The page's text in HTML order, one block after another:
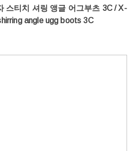
스티치 셔링 앵글 어그부츠 3C / X-
angle ugg boots 3C